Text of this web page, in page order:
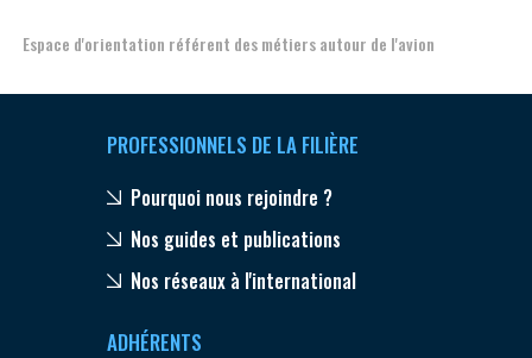
Formation et l'insertion de personnes en situation de handicap
PROFESSIONNELS DE LA FILIÈRE
Pourquoi nous rejoindre ?
Nos guides et publications
Nos réseaux à l'international
ADHÉRENTS